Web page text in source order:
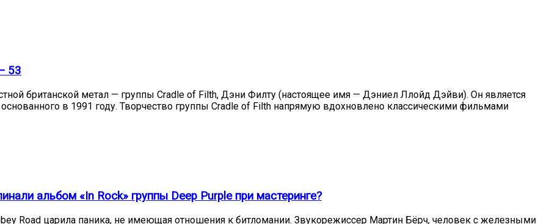
53
британской метал — группы Cradle of Filth, Дэни Филту (настоящее имя — Дэниел Ллойд Дэйви). Он является
в 1991 году. Творчество группы Cradle of Filth напрямую вдохновлено классическими фильмами
альбом «In Rock» группы Deep Purple при мастеринге?
Road царила паника, не имеющая отношения к битломании. Звукорежиссер Мартин Бёрч, человек с железными